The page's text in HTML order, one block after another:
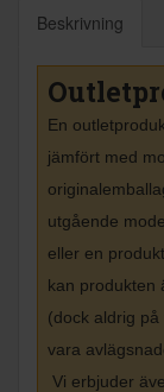
Beskrivning
En
jämfört med
utgående
eller en
kan produkten
(dock aldrig
vara
Vi erbjuder